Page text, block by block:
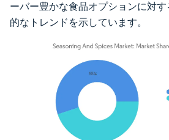
ーバー豊かな食品オプションに対
的なトレンドを示しています。